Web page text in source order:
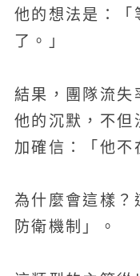
他的想法是：「
了。」
結果，團隊流失
他的沉默，不但
加確信：「他不
為什麼會這樣？
防衛機制」。